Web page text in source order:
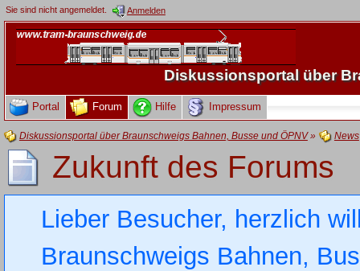
Sie sind nicht angemeldet. Anmelden
Diskussionsportal über
Portal Forum Hilfe Impressum
Diskussionsportal über Braunschweigs Bahnen, Busse und ÖPNV» News
Zukunft des Forums
Lieber Besucher, herzlich
Braunschweigs Bahnen,